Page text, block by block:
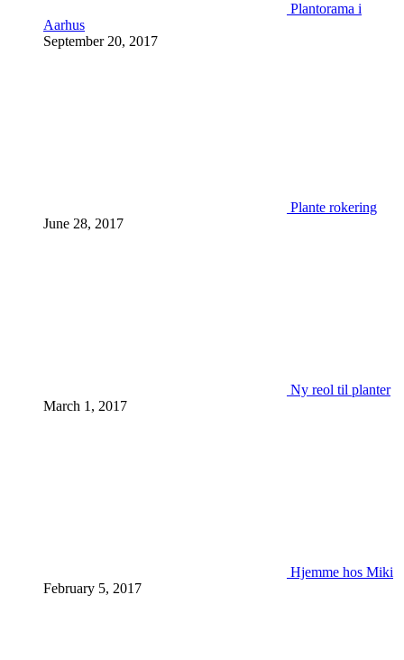
Plantorama i
Aarhus
September 20, 2017
Plante rokering
June 28, 2017
Ny reol til planter
March 1, 2017
Hjemme hos Miki
February 5, 2017